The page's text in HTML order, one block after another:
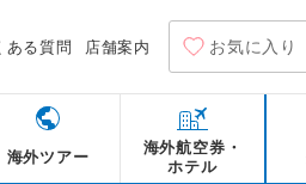
ある質問 店舗案内 お気に入り
海外ツアー
海外航空券・
ホテル